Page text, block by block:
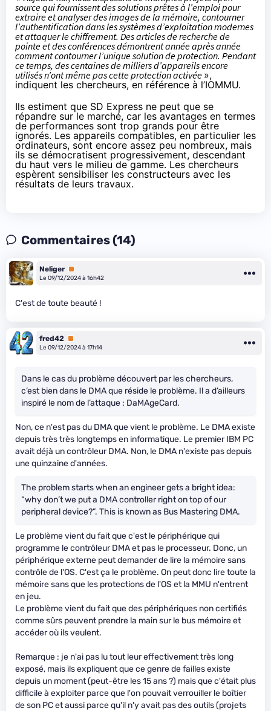
source qui fournissent des solutions prêtes à l’emploi pour
extraire et analyser des images de la mémoire, contourner
l’authentification dans les systèmes d’exploitation modernes
et attaquer le chiffrement. Des articles de recherche de
pointe et des conférences démontrent année après année
comment contourner l’unique solution de protection. Pendant
ce temps, des centaines de milliers d’appareils encore
utilisés n’ont même pas cette protection activée »,
indiquent les chercheurs, en référence à l’IOMMU.
Ils estiment que SD Express ne peut que se
répandre sur le marché, car les avantages en termes
de performances sont trop grands pour être
ignorés. Les appareils compatibles, en particulier les
ordinateurs, sont encore assez peu nombreux, mais
ils se démocratisent progressivement, descendant
du haut vers le milieu de gamme. Les chercheurs
espèrent sensibiliser les constructeurs avec les
résultats de leurs travaux.
Commentaires (14)
Neliger Premium
Le 09/12/2024 à 16h42
C'est de toute beauté !
fred42 Premium
Le 09/12/2024 à 17h14
Dans le cas du problème découvert par les chercheurs,
c’est bien dans le DMA que réside le problème. Il a d’ailleurs
inspiré le nom de l’attaque : DaMAgeCard.
Non, ce n'est pas du DMA que vient le problème. Le DMA existe
depuis très très longtemps en informatique. Le premier IBM PC
avait déjà un contrôleur DMA. Non, le DMA n'existe pas depuis
une quinzaine d'années.
The problem starts when an engineer gets a bright idea:
“why don’t we put a DMA controller right on top of our
peripheral device?”. This is known as Bus Mastering DMA.
Le problème vient du fait que c'est le périphérique qui
programme le contrôleur DMA et pas le processeur. Donc, un
périphérique externe peut demander de lire la mémoire sans
contrôle de l'OS. C'est ça le problème. On peut donc lire toute la
mémoire sans que les protections de l'OS et la MMU n'entrent
en jeu.
Le problème vient du fait que des périphériques non certifiés
comme sûrs peuvent prendre la main sur le bus mémoire et
accéder où ils veulent.
Remarque : je n'ai pas lu tout leur effectivement très long
exposé, mais ils expliquent que ce genre de failles existe
depuis un moment (peut-être les 15 ans ?) mais que c'était plus
difficile à exploiter parce que l'on pouvait verrouiller le boîtier
de son PC et aussi parce qu'il n'y avait pas des outils (projets